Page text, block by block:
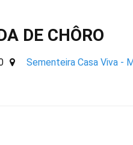
DE CHÔRO
Sementeira Casa Viva -